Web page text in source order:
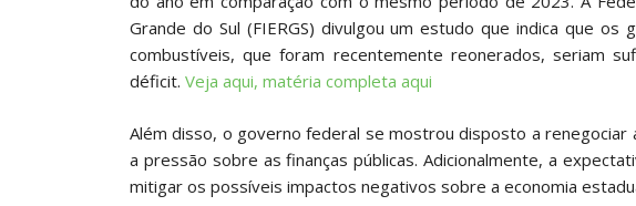
Grande do Sul (FIERGS) divulgou um estudo que indica que os
combustíveis, que foram recentemente reonerados, seriam
déficit. Veja aqui, matéria completa aqui
Além disso, o governo federal se mostrou disposto a renegociar
a pressão sobre as finanças públicas. Adicionalmente, a
mitigar os possíveis impactos negativos sobre a economia